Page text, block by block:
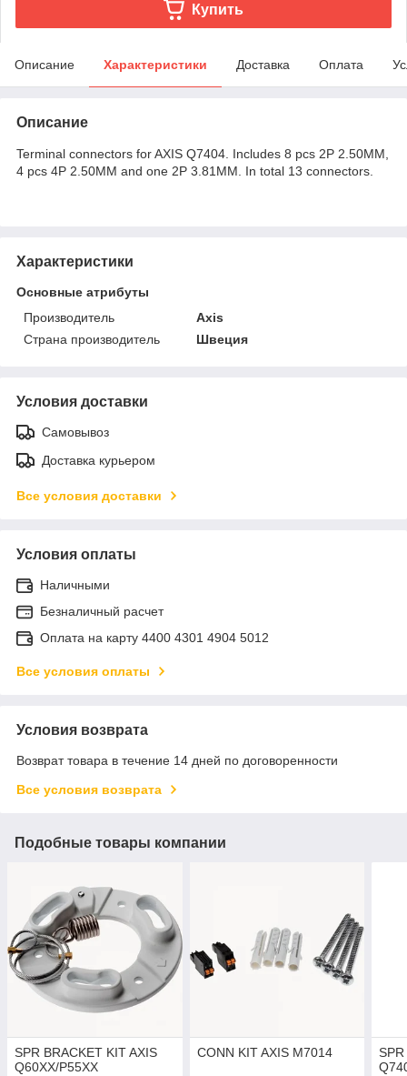
Купить
Описание Характеристики Доставка Оплата
Описание
Terminal connectors for AXIS Q7404. Includes 8 pcs 2P 2.50MM,
4 pcs 4P 2.50MM and one 2P 3.81MM. In total 13 connectors.
Характеристики
Основные атрибуты
Производитель
Axis
Страна производитель
Швеция
Условия доставки
Самовывоз
Доставка курьером
Все условия доставки
Условия оплаты
Наличными
Безналичный расчет
Оплата на карту 4400 4301 4904 5012
Все условия оплаты
Условия возврата
Возврат товара в течение 14 дней по договоренности
Все условия возврата
Подобные товары компании
SPR BRACKET KIT AXIS
Q60XX/P55XX
CONN KIT AXIS M7014